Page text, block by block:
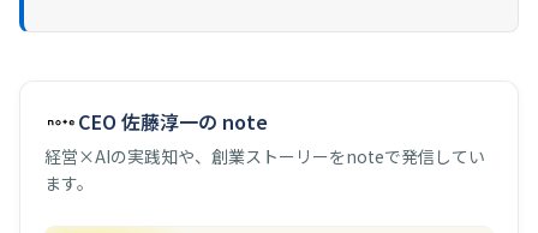
CEO 佐藤淳一の note
経営×AIの実践知や、創業ストーリーをnoteで発信してい
ます。